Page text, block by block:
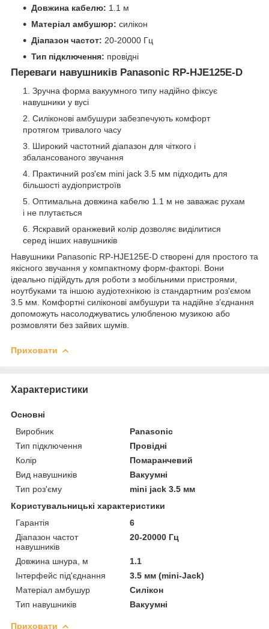
Довжина кабелю: 1.1 м
Матеріал амбушюр: силікон
Діапазон частот: 20-20000 Гц
Тип підключення: провідні
Переваги навушників Panasonic RP-HJE125E-D
Зручна форма вакуумного типу надійно фіксує
навушники у вусі
Силіконові амбушури забезпечують комфорт
протягом тривалого часу
Широкий частотний діапазон для чіткого і
збалансованого звучання
Практичний роз'єм mini jack 3.5 мм підходить для
більшості аудіопристроїв
Оптимальна довжина кабелю 1.1 м не заважає рухам
і не плутається
Яскравий оранжевий колір дозволяє виділитися
серед інших навушників
Навушники Panasonic RP-HJE125E-D створені для простого та
якісного звучання у компактному форм-факторі. Вони
ідеально підійдуть для роботи з мобільними пристроями,
ноутбуками та іншою аудіотехнікою із стандартним роз'ємом
3.5 мм. Комфортні силіконові амбушури та надійне з’єднання
допоможуть насолоджуватись улюбленою музикою або
розмовляти без зайвих шумів.
Приховати
Характеристики
Основні
Виробник
Panasonic
Тип підключення
Провідні
Колір
Помаранчевий
Вид навушників
Вакуумні
Тип роз'єму
mini jack 3.5 мм
Користувальницькі характеристики
Гарантія
6
Діапазон частот
навушників
20-20000 Гц
Довжина шнура, м
1.1
Інтерфейс під'єднання
3.5 мм (mini-Jack)
Матеріал амбушур
Силікон
Тип навушників
Вакуумні
Приховати